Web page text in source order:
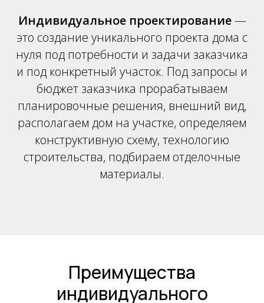
Индивидуальное проектирование —
это создание уникального проекта дома с
нуля под потребности и задачи заказчика
и под конкретный участок. Под запросы и
бюджет заказчика прорабатываем
планировочные решения, внешний вид,
располагаем дом на участке, определяем
конструктивную схему, технологию
строительства, подбираем отделочные
материалы.
Преимущества
индивидуального